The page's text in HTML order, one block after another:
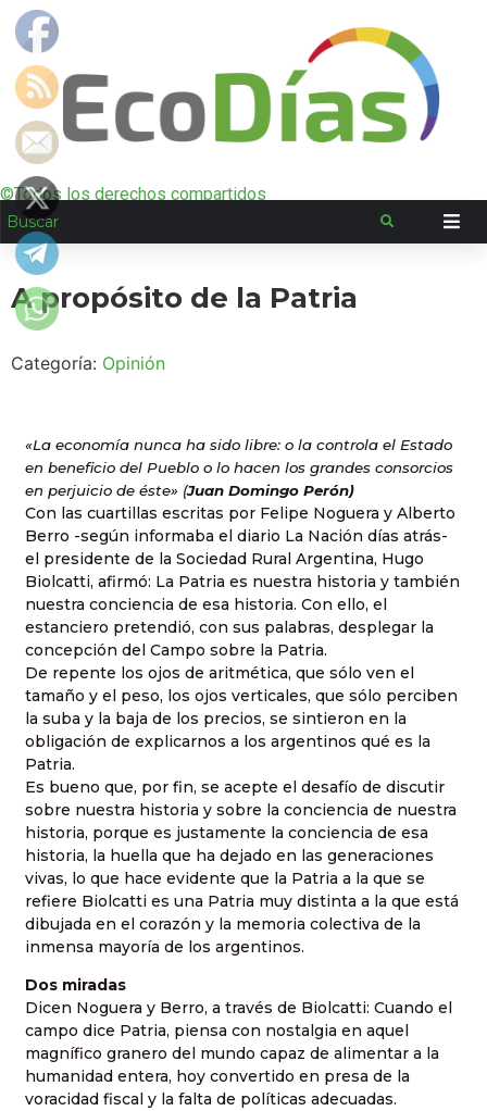
©Todos los derechos compartidos
A propósito de la Patria
Categoría: Opinión
«La economía nunca ha sido libre: o la controla el Estado
en beneficio del Pueblo o lo hacen los grandes consorcios
en perjuicio de éste» (Juan Domingo Perón)
Con las cuartillas escritas por Felipe Noguera y Alberto
Berro -según informaba el diario La Nación días atrás-
el presidente de la Sociedad Rural Argentina, Hugo
Biolcatti, afirmó: La Patria es nuestra historia y también
nuestra conciencia de esa historia. Con ello, el
estanciero pretendió, con sus palabras, desplegar la
concepción del Campo sobre la Patria.
De repente los ojos de aritmética, que sólo ven el
tamaño y el peso, los ojos verticales, que sólo perciben
la suba y la baja de los precios, se sintieron en la
obligación de explicarnos a los argentinos qué es la
Patria.
Es bueno que, por fin, se acepte el desafío de discutir
sobre nuestra historia y sobre la conciencia de nuestra
historia, porque es justamente la conciencia de esa
historia, la huella que ha dejado en las generaciones
vivas, lo que hace evidente que la Patria a la que se
refiere Biolcatti es una Patria muy distinta a la que está
dibujada en el corazón y la memoria colectiva de la
inmensa mayoría de los argentinos.
Dos miradas
Dicen Noguera y Berro, a través de Biolcatti: Cuando el
campo dice Patria, piensa con nostalgia en aquel
magnífico granero del mundo capaz de alimentar a la
humanidad entera, hoy convertido en presa de la
voracidad fiscal y la falta de políticas adecuadas.